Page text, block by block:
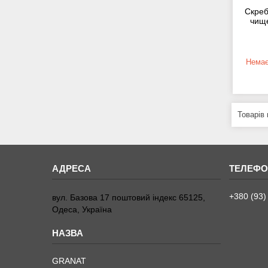
вул. Базова 17 поштовий індекс 65125,
Одеса, Україна
GRANAT
+380